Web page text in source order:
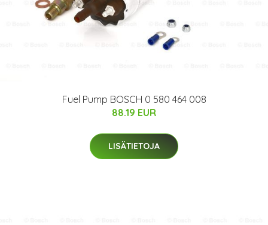
Fuel Pump BOSCH 0 580 464 008
88.19 EUR
LISÄTIETOJA